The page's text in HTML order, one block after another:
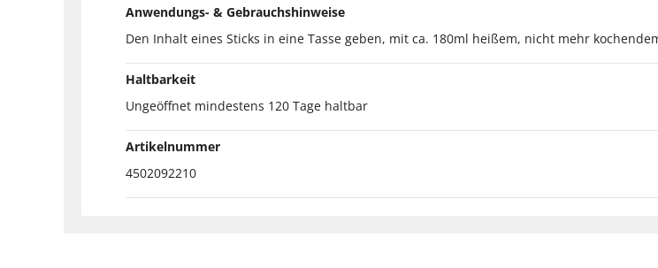
Anwendungs- & Gebrauchshinweise
Den Inhalt eines Sticks in eine Tasse geben, mit ca. 180ml heißem, nicht mehr
Haltbarkeit
Ungeöffnet mindestens 120 Tage haltbar
Artikelnummer
4502092210